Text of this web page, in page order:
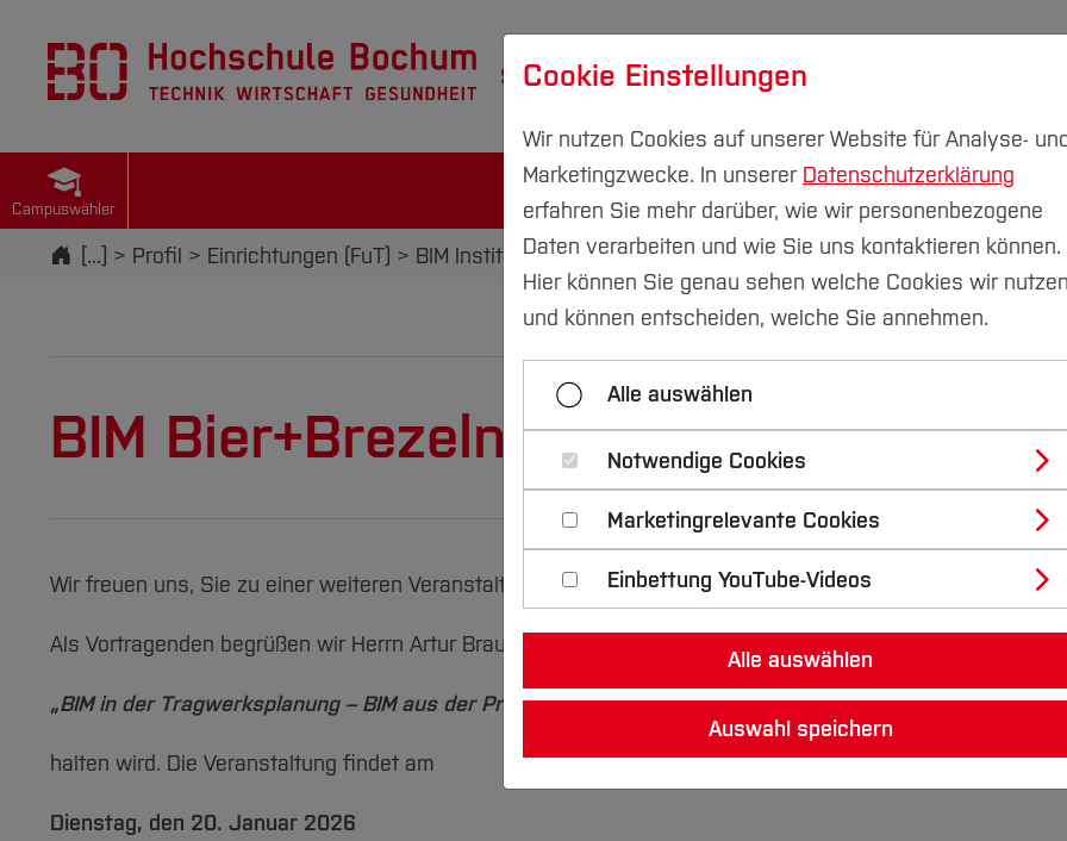
Studium Forschung & Transfer
Campuswähler
Startseite
[...] Profil Einrichtungen (FuT) BIM Institut Home
BIM Bier+Brezeln hybrid | Online-
Wir freuen uns, Sie zu einer weiteren Veranstaltung unserer Vortragsreihe „BIM Bier+Brezeln“ einladen zu
Als Vortragenden begrüßen wir Herrn Artur Braun, M.Sc. der iMM GmbH, welcher einen Vortrag zum Thema
„BIM in der Tragwerksplanung – BIM aus der Praxis eines Statikers“
halten wird. Die Veranstaltung findet am
Dienstag, den 20. Januar 2026
Cookie Einstellungen
Wir nutzen Cookies auf unserer Website für Analyse- und
Marketingzwecke. In unserer Datenschutzerklärung
erfahren Sie mehr darüber, wie wir personenbezogene
Daten verarbeiten und wie Sie uns kontaktieren können.
Hier können Sie genau sehen welche Cookies wir nutzen
und können entscheiden, welche Sie annehmen.
Alle auswählen
Notwendige Cookies
Marketingrelevante Cookies
Einbettung YouTube-Videos
Alle auswählen
Auswahl speichern